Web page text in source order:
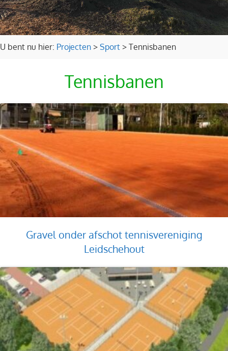
U bent nu hier: Projecten > Sport > Tennisbanen
Tennisbanen
Gravel onder afschot tennisvereniging
Leidschehout